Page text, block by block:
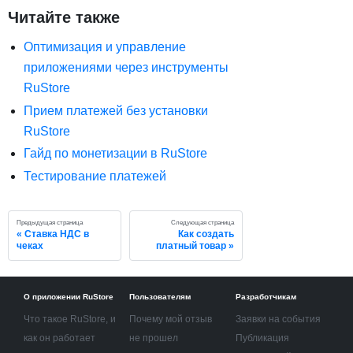
Читайте также
Оптимизация и управление
приложениями через инструменты
RuStore
Прием платежей без установки
RuStore
Гайд по монетизации в RuStore
Тестирование платежей
Предыдущая страница
Ставка НДС в
чеках
Следующая страница
Как создать
платный товар
О приложении RuStore
Что такое RuStore, и
как он работает
Пользователям
Почему мой отзыв
не прошел
Разработчикам
Заявки на события
Публикация